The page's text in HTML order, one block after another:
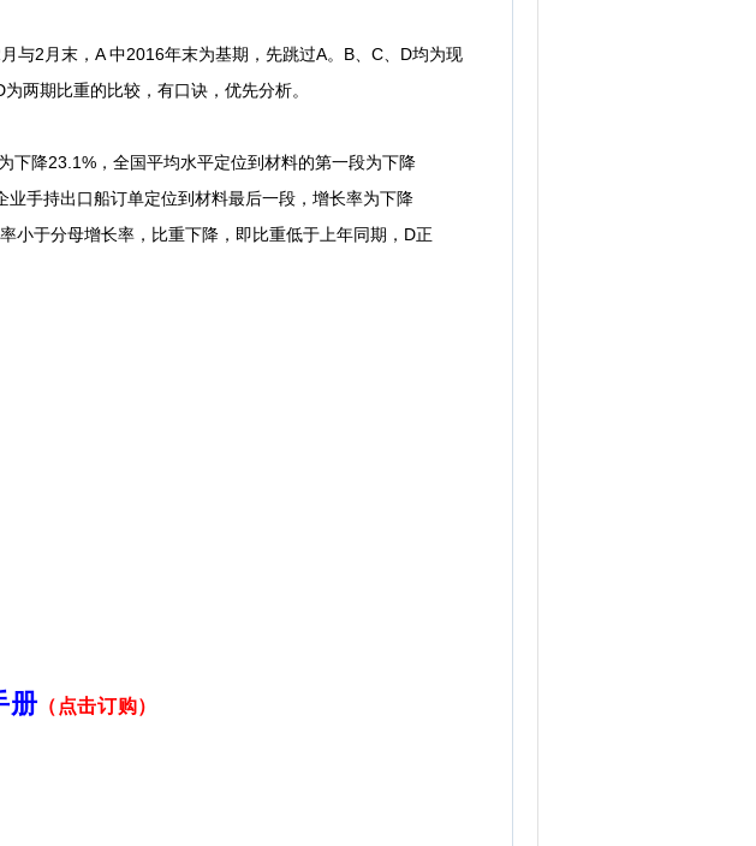
2月末，A 中2016年末为基期，先跳过A。B、C、D均为现
两期比重的比较，有口诀，优先分析。
降23.1%，全国平均水平定位到材料的第一段为下降
手持出口船订单定位到材料最后一段，增长率为下降
小于分母增长率，比重下降，即比重低于上年同期，D正
册 （点击订购）